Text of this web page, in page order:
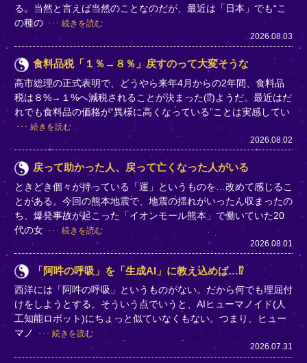
る。当然と言えば当然のことなのだが、最近は「日本」でも“こ
の種の
続きを読む
2026.08.03
食料品税「１％→８％」戻すのって大変そうな
高市総理の正式表明で、どうやら来年4月からの2年間、食料品
税は８%→１%へ減税されることが決まった(⁉)ようだ。最近はだ
れでも食料品の価格が“異様に高くなっている”ことは実感してい
続きを読む
2026.08.02
戻って助かった人、戻って亡くなった人がいる
ときどき個々が持っている「運」というものを…改めて感じるこ
とがある。今回の熊本地震で、地震の揺れがいったん収まったの
ち、爆発事故が起こった「イオンモール熊本」で働いていた20
代の女
続きを読む
2026.08.01
「阿吽の呼吸」を「生成AI」に教え込めば…⁉
西洋には「阿吽の呼吸」というものがない。だから何でも理屈付
けをしようとする。そういう点でいうと、AIヒューマノイド(人
工知能ロボット)にちょっと似ていなくもない。つまり、ヒュー
マノ
続きを読む
2026.07.31